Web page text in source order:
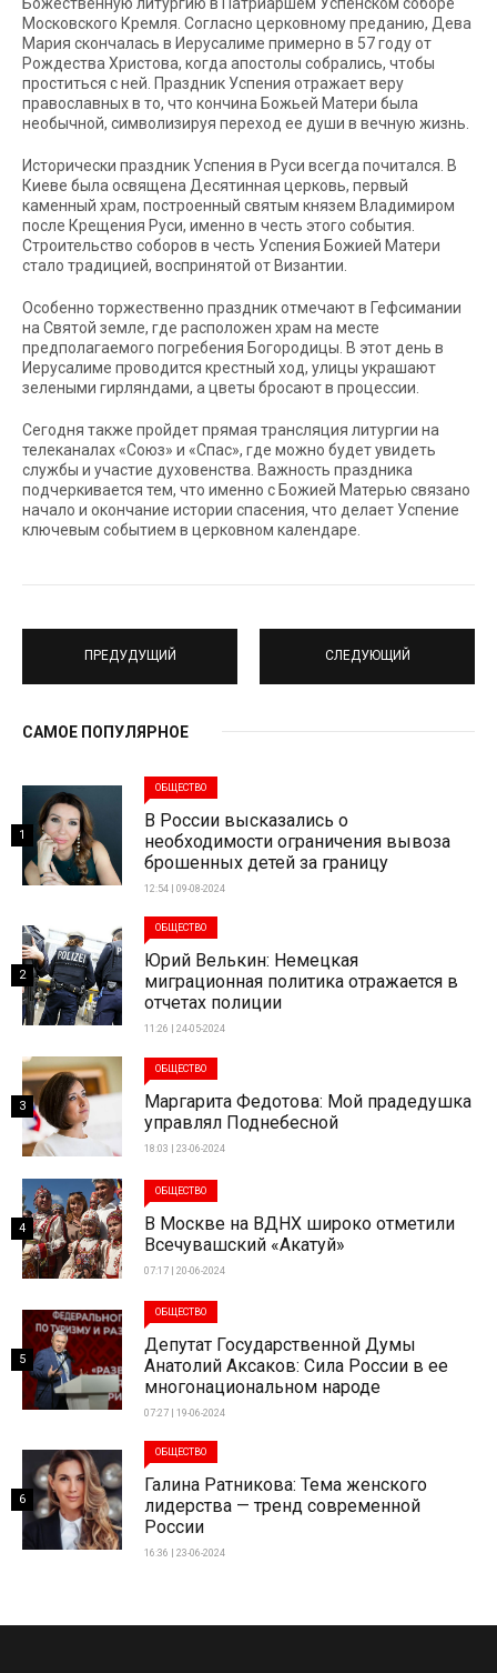
Московского Кремля. Согласно церковному преданию, Дева
Мария скончалась в Иерусалиме примерно в 57 году от
Рождества Христова, когда апостолы собрались, чтобы
проститься с ней. Праздник Успения отражает веру
православных в то, что кончина Божьей Матери была
необычной, символизируя переход ее души в вечную жизнь.
Исторически праздник Успения в Руси всегда почитался. В
Киеве была освящена Десятинная церковь, первый
каменный храм, построенный святым князем Владимиром
после Крещения Руси, именно в честь этого события.
Строительство соборов в честь Успения Божией Матери
стало традицией, воспринятой от Византии.
Особенно торжественно праздник отмечают в Гефсимании
на Святой земле, где расположен храм на месте
предполагаемого погребения Богородицы. В этот день в
Иерусалиме проводится крестный ход, улицы украшают
зелеными гирляндами, а цветы бросают в процессии.
Сегодня также пройдет прямая трансляция литургии на
телеканалах «Союз» и «Спас», где можно будет увидеть
службы и участие духовенства. Важность праздника
подчеркивается тем, что именно с Божией Матерью связано
начало и окончание истории спасения, что делает Успение
ключевым событием в церковном календаре.
ПРЕДУДУЩИЙ СЛЕДУЮЩИЙ
САМОЕ ПОПУЛЯРНОЕ
ОБЩЕСТВО
В России высказались о
необходимости ограничения вывоза
брошенных детей за границу
12:54 | 09-08-2024
1
ОБЩЕСТВО
Юрий Велькин: Немецкая
миграционная политика отражается в
отчетах полиции
11:26 | 24-05-2024
2
ОБЩЕСТВО
Маргарита Федотова: Мой прадедушка
управлял Поднебесной
18:03 | 23-06-2024
3
ОБЩЕСТВО
В Москве на ВДНХ широко отметили
Всечувашский «Акатуй»
07:17 | 20-06-2024
4
ОБЩЕСТВО
Депутат Государственной Думы
Анатолий Аксаков: Сила России в ее
многонациональном народе
07:27 | 19-06-2024
5
ОБЩЕСТВО
Галина Ратникова: Тема женского
лидерства — тренд современной
России
16:36 | 23-06-2024
6